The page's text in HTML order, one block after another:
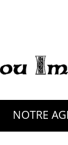
NOTRE